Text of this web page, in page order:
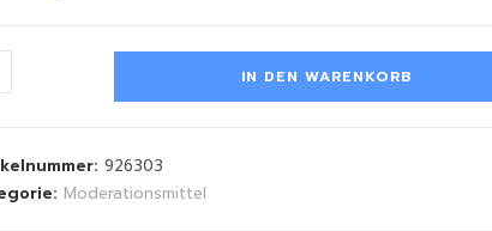
IN DEN WARENKORB
926303
Moderationsmittel